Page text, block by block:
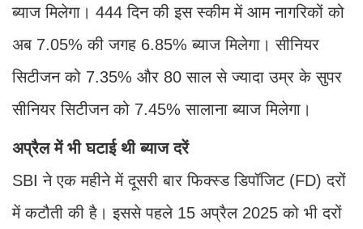
ब्याज मिलेगा। 444 दिन की इस स्कीम में आम नागरिकों को
अब 7.05% की जगह 6.85% ब्याज मिलेगा। सीनियर
सिटीजन को 7.35% और 80 साल से ज्यादा उम्र के सुपर
सीनियर सिटीजन को 7.45% सालाना ब्याज मिलेगा।
अप्रैल में भी घटाई थी ब्याज दरें
SBI ने एक महीने में दूसरी बार फिक्स्ड डिपॉजिट (FD) दरों
में कटौती की है। इससे पहले 15 अप्रैल 2025 को भी दरों